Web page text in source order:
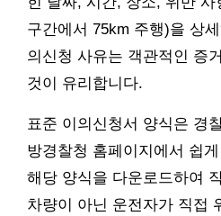
구간에서 75km 주행)을 상
의신청 사유는 객관적인 증
것이 유리합니다.
표준 이의신청서 양식은 경
방경찰청 홈페이지에서 쉽
해당 양식을 다운로드하여
차량이 아닌 운전자가 직접